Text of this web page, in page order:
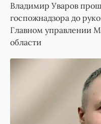
Владимир Уваров
госпожнадзора до
Главном управлении
области